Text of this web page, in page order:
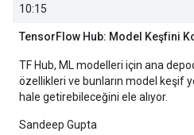
10:15
TensorFlow Hub: Model Keşfini
TF Hub, ML modelleri için ana
özellikleri ve bunların model keşif
hale getirebileceğini ele alıyor.
Sandeep Gupta